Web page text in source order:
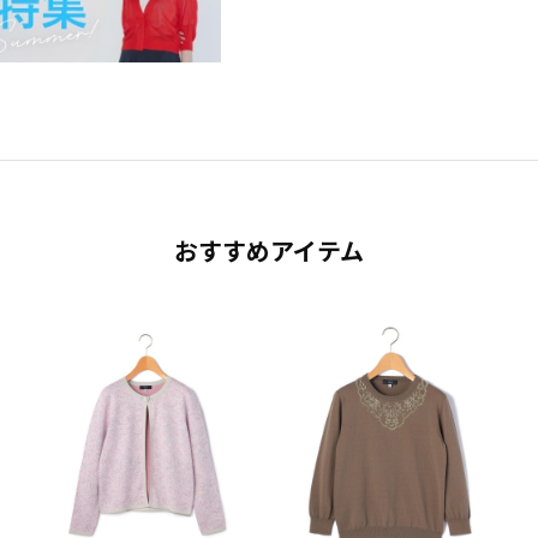
おすすめアイテム